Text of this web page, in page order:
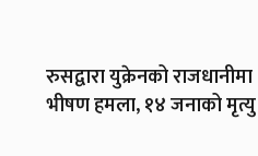
रुसद्वारा युक्रेनको राजधानीमा
भीषण हमला, १४ जनाको मृत्यु